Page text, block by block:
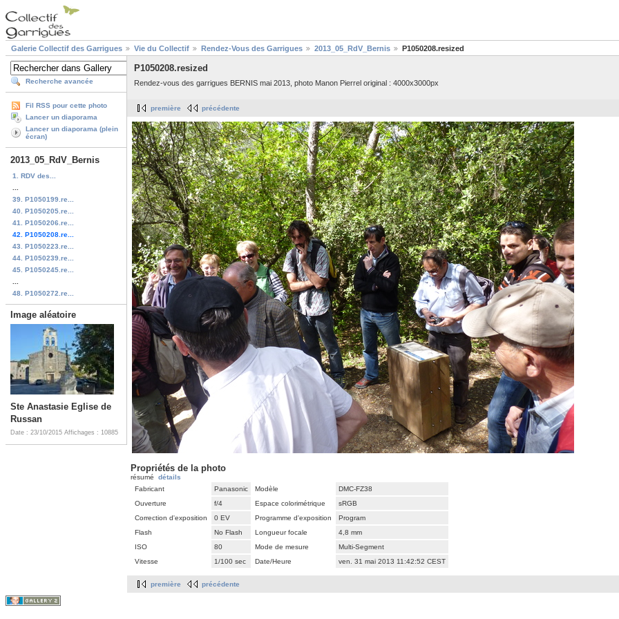
Galerie Collectif des Garrigues Vie du Collectif Rendez-Vous des Garrigues 2013_05_RdV_Bernis P1050208.resized
Recherche avancée
Fil RSS pour cette photo
Lancer un diaporama
Lancer un diaporama (plein
écran)
2013_05_RdV_Bernis
1. RDV des...
39. P1050199.re...
40. P1050205.re...
41. P1050206.re...
42. P1050208.re...
43. P1050223.re...
44. P1050239.re...
45. P1050245.re...
48. P1050272.re...
Image aléatoire
Ste Anastasie Eglise de
Russan
Date : 23/10/2015 Affichages : 10885
P1050208.resized
Rendez-vous des garrigues BERNIS mai 2013, photo Manon Pierrel original : 4000x3000px
première précédente
Propriétés de la photo
résumé détails
Fabricant
Panasonic Modèle
DMC-FZ38
Ouverture
f/4 Espace colorimétrique
sRGB
Correction d'exposition
0 EV Programme d'exposition
Program
Flash
No Flash Longueur focale
4,8 mm
ISO
80 Mode de mesure
Multi-Segment
Vitesse
1/100 sec Date/Heure ven. 31 mai 2013 11:42:52 CEST
première précédente